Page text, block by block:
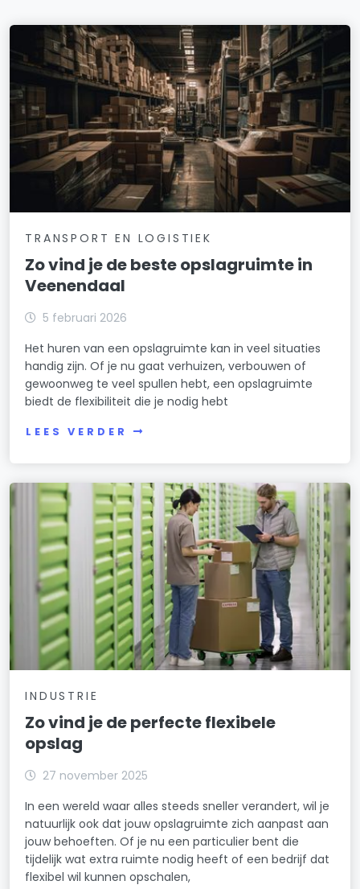
TRANSPORT EN LOGISTIEK
Zo vind je de beste opslagruimte in
Veenendaal
5 februari 2026
Het huren van een opslagruimte kan in veel situaties
handig zijn. Of je nu gaat verhuizen, verbouwen of
gewoonweg te veel spullen hebt, een opslagruimte
biedt de flexibiliteit die je nodig hebt
LEES VERDER
INDUSTRIE
Zo vind je de perfecte flexibele
opslag
27 november 2025
In een wereld waar alles steeds sneller verandert, wil je
natuurlijk ook dat jouw opslagruimte zich aanpast aan
jouw behoeften. Of je nu een particulier bent die
tijdelijk wat extra ruimte nodig heeft of een bedrijf dat
flexibel wil kunnen opschalen,